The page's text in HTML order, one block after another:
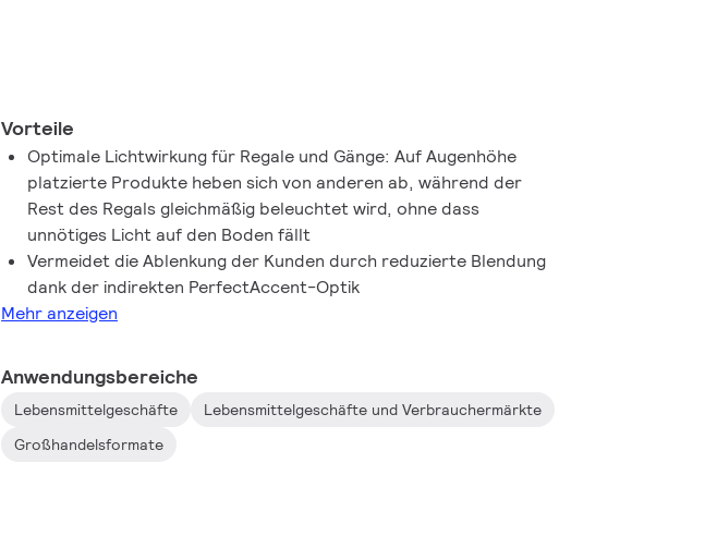
Vorteile
Optimale Lichtwirkung für Regale und Gänge: Auf Augenhöhe
platzierte Produkte heben sich von anderen ab, während der
Rest des Regals gleichmäßig beleuchtet wird, ohne dass
unnötiges Licht auf den Boden fällt
Vermeidet die Ablenkung der Kunden durch reduzierte Blendung
dank der indirekten PerfectAccent-Optik
Mehr anzeigen
Anwendungsbereiche
Lebensmittelgeschäfte
Lebensmittelgeschäfte und Verbrauchermärkte
Großhandelsformate